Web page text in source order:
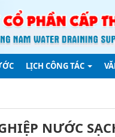
LỊCH CÔNG TÁC
NƯỚC